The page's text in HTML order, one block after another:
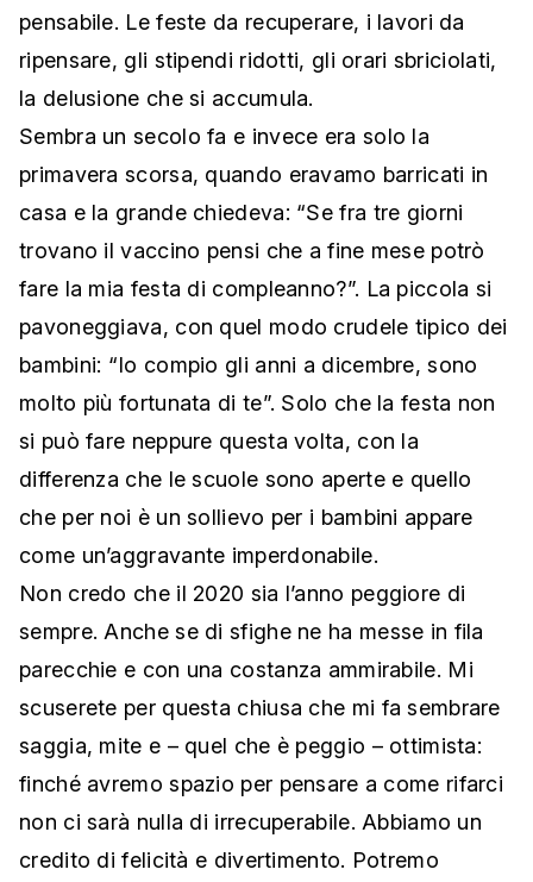
pensabile. Le feste da recuperare, i lavori da
ripensare, gli stipendi ridotti, gli orari sbriciolati,
la delusione che si accumula.
Sembra un secolo fa e invece era solo la
primavera scorsa, quando eravamo barricati in
casa e la grande chiedeva: “Se fra tre giorni
trovano il vaccino pensi che a fine mese potrò
fare la mia festa di compleanno?”. La piccola si
pavoneggiava, con quel modo crudele tipico dei
bambini: “Io compio gli anni a dicembre, sono
molto più fortunata di te”. Solo che la festa non
si può fare neppure questa volta, con la
differenza che le scuole sono aperte e quello
che per noi è un sollievo per i bambini appare
come un’aggravante imperdonabile.
Non credo che il 2020 sia l’anno peggiore di
sempre. Anche se di sfighe ne ha messe in fila
parecchie e con una costanza ammirabile. Mi
scuserete per questa chiusa che mi fa sembrare
saggia, mite e – quel che è peggio – ottimista:
finché avremo spazio per pensare a come rifarci
non ci sarà nulla di irrecuperabile. Abbiamo un
credito di felicità e divertimento. Potremo